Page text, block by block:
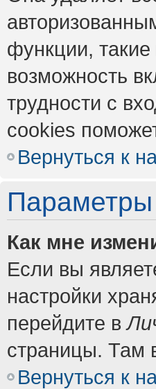
функции,
возможность
трудности с
cookies
Вернуться к
Параметры
Как мне
Если вы
настройки
перейдите в
страницы. Там
Вернуться к